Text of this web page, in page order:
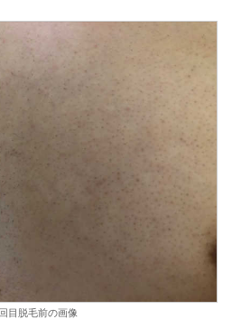
目脱毛前の画像